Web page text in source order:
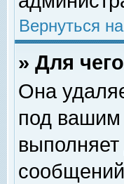
Вернуться
» Для
Она
под вашим